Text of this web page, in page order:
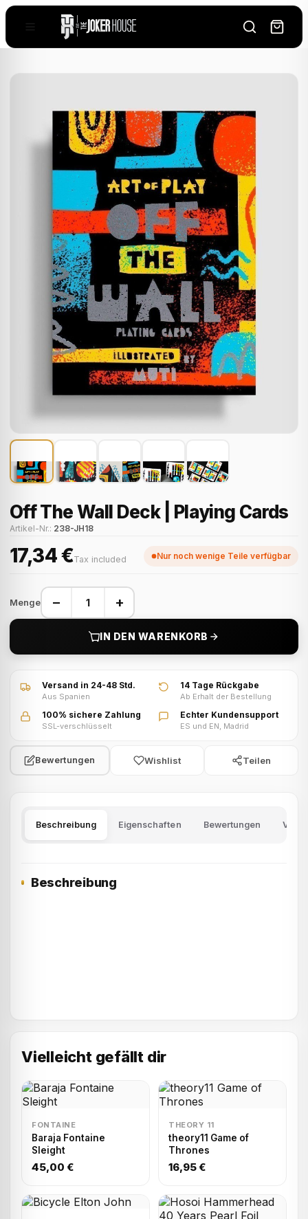
Off The Wall Deck | Playing Cards
Artikel-Nr.: 238-JH18
17,34 €Tax included Nur noch wenige Teile verfügbar
Menge − +
IN DEN WARENKORB
VIDEO · Produktvideo ansehen
Versand in 24-48 Std.
Aus Spanien
14 Tage Rückgabe
Ab Erhalt der Bestellung
100% sichere Zahlung
SSL-verschlüsselt
Echter Kundensupport
ES und EN, Madrid
Bewertungen Wishlist Teilen
Beschreibung Eigenschaften Bewertungen
Beschreibung
Vielleicht gefällt dir
FONTAINE
Baraja Fontaine
Sleight
45,00 €
THEORY 11
theory11 Game of
Thrones
16,95 €